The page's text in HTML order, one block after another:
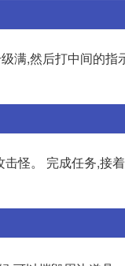
满,然后打中间的指
怪。 完成任务,接